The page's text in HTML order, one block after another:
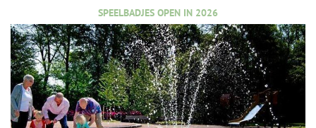
SPEELBADJES OPEN IN 2026